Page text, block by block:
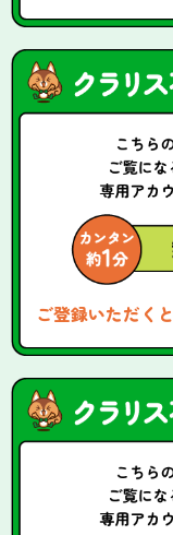
ご登録いただくと